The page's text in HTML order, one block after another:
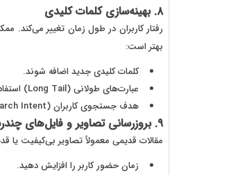
۸. بهینه‌سازی کلمات کلیدی
رفتار کاربران در طول زمان تغییر می‌کند.
بهتر است:
کلمات کلیدی جدید اضافه شوند.
عبارت‌های طولانی (Long Tail) استفاده شوند.
هدف جستجوی کاربران (Search Intent) بررسی شود.
۹. بروزرسانی تصاویر و فایل‌های چندرسانه‌ای
مقالات قدیمی معمولاً تصاویر بی‌کیفیت یا
زمان حضور کاربر را افزایش دهید.